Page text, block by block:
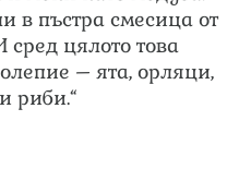
в пъстра смесица от
сред цялото това
– ята, орляци,
риби.“